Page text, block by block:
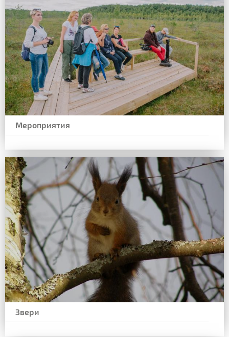
Мероприятия
Звери